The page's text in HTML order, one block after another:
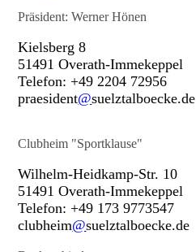
Präsident: Werner Hönen
Kielsberg 8
51491 Overath-Immekeppel
Telefon: +49 2204 72956
praesident@suelztalboecke.de
Clubheim "Sportklause"
Wilhelm-Heidkamp-Str. 10
51491 Overath-Immekeppel
Telefon: +49 173 9773547
clubheim@suelztalboecke.de